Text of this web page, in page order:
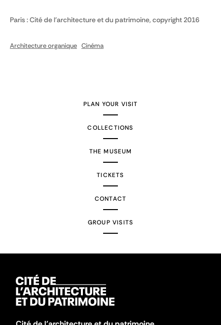
Paris : Cité de l'architecture et du patrimoine, copyright 2016
Architecture organique Cinéma
PLAN YOUR VISIT
COLLECTIONS
THE MUSEUM
TICKETS
CONTACT
GROUP VISITS